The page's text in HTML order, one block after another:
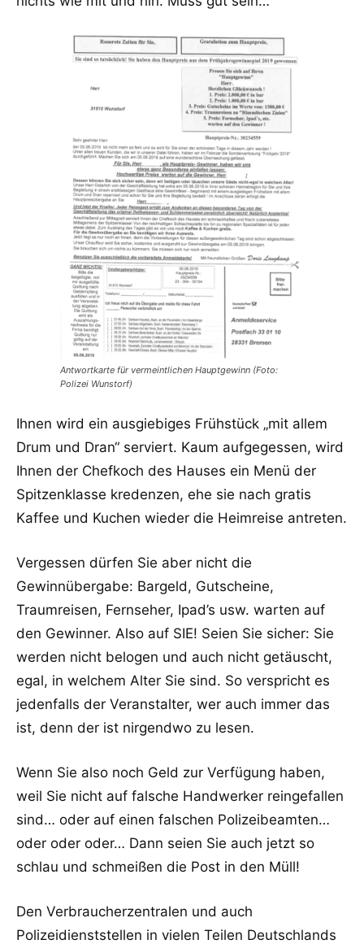
Antwortkarte für vermeintlichen Hauptgewinn (Foto:
Polizei Wunstorf)
Ihnen wird ein ausgiebiges Frühstück „mit allem
Drum und Dran“ serviert. Kaum aufgegessen, wird
Ihnen der Chefkoch des Hauses ein Menü der
Spitzenklasse kredenzen, ehe sie nach gratis
Kaffee und Kuchen wieder die Heimreise antreten.
Vergessen dürfen Sie aber nicht die
Gewinnübergabe: Bargeld, Gutscheine,
Traumreisen, Fernseher, Ipad’s usw. warten auf
den Gewinner. Also auf SIE! Seien Sie sicher: Sie
werden nicht belogen und auch nicht getäuscht,
egal, in welchem Alter Sie sind. So verspricht es
jedenfalls der Veranstalter, wer auch immer das
ist, denn der ist nirgendwo zu lesen.
Wenn Sie also noch Geld zur Verfügung haben,
weil Sie nicht auf falsche Handwerker reingefallen
sind… oder auf einen falschen Polizeibeamten…
oder oder oder… Dann seien Sie auch jetzt so
schlau und schmeißen die Post in den Müll!
Den Verbraucherzentralen und auch
Polizeidienststellen in vielen Teilen Deutschlands